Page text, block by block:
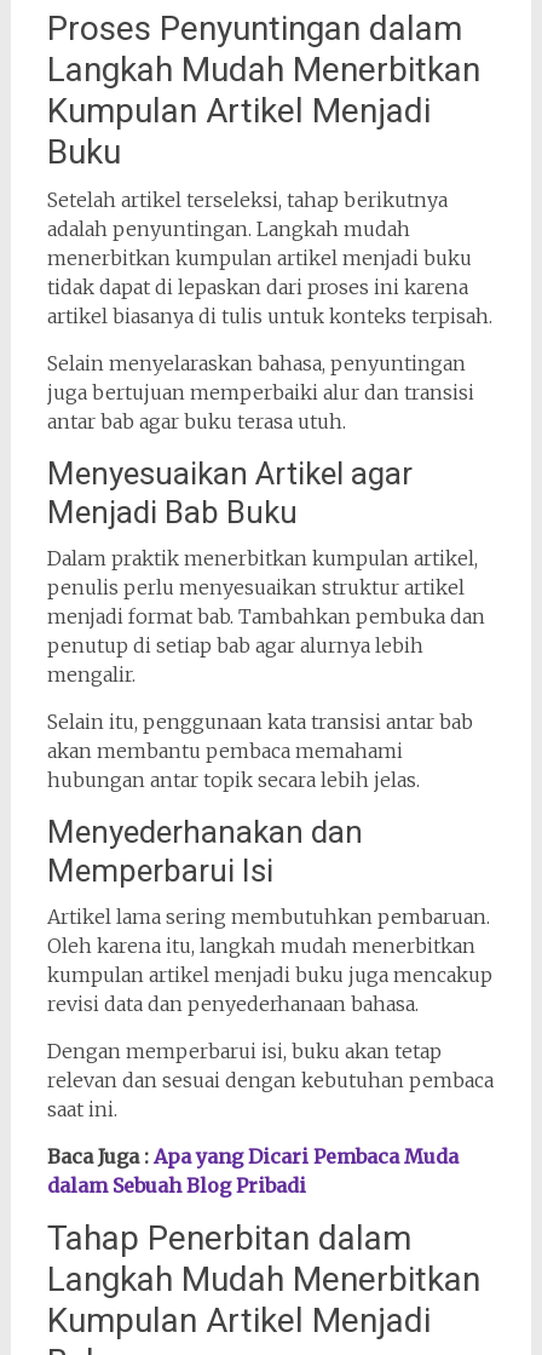
Proses Penyuntingan dalam
Langkah Mudah Menerbitkan
Kumpulan Artikel Menjadi
Buku
Setelah artikel terseleksi, tahap berikutnya
adalah penyuntingan. Langkah mudah
menerbitkan kumpulan artikel menjadi buku
tidak dapat di lepaskan dari proses ini karena
artikel biasanya di tulis untuk konteks terpisah.
Selain menyelaraskan bahasa, penyuntingan
juga bertujuan memperbaiki alur dan transisi
antar bab agar buku terasa utuh.
Menyesuaikan Artikel agar
Menjadi Bab Buku
Dalam praktik menerbitkan kumpulan artikel,
penulis perlu menyesuaikan struktur artikel
menjadi format bab. Tambahkan pembuka dan
penutup di setiap bab agar alurnya lebih
mengalir.
Selain itu, penggunaan kata transisi antar bab
akan membantu pembaca memahami
hubungan antar topik secara lebih jelas.
Menyederhanakan dan
Memperbarui Isi
Artikel lama sering membutuhkan pembaruan.
Oleh karena itu, langkah mudah menerbitkan
kumpulan artikel menjadi buku juga mencakup
revisi data dan penyederhanaan bahasa.
Dengan memperbarui isi, buku akan tetap
relevan dan sesuai dengan kebutuhan pembaca
saat ini.
Baca Juga : Apa yang Dicari Pembaca Muda
dalam Sebuah Blog Pribadi
Tahap Penerbitan dalam
Langkah Mudah Menerbitkan
Kumpulan Artikel Menjadi